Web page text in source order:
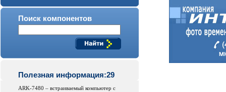
Поиск компонентов
Полезная информация:29
ARK-7480 – встраиваемый компьютер с